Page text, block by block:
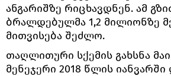
ანგარიშზე რიცხავდნენ. ამ
ბრალდებულმა 1,2 მილიონზე
მითვისება შეძლო.
თაღლითური სქემის გახსნა
მენეჯერი 2018 წლის იანვარში